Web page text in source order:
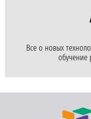
Все о новых
обучение